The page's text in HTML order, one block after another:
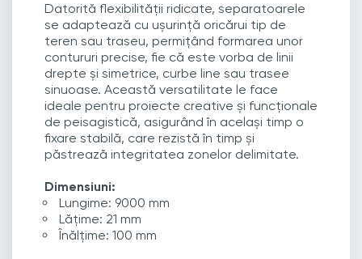
Datorită flexibilității ridicate, separatoarele
se adaptează cu ușurință oricărui tip de
teren sau traseu, permițând formarea unor
contururi precise, fie că este vorba de linii
drepte și simetrice, curbe line sau trasee
sinuoase. Această versatilitate le face
ideale pentru proiecte creative și funcționale
de peisagistică, asigurând în același timp o
fixare stabilă, care rezistă în timp și
păstrează integritatea zonelor delimitate.
Dimensiuni:
Lungime: 9000 mm
Lățime: 21 mm
Înălțime: 100 mm